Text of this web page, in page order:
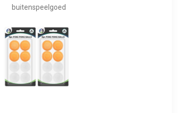
buitenspeelgoed